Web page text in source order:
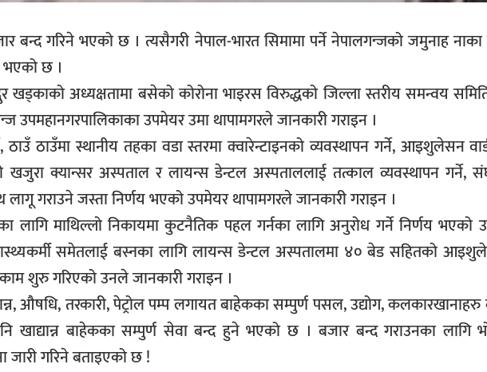
गरिने भएको छ । त्यसैगरी नेपाल-भारत सिमामा पर्ने नेपालगन्जको जमुनाह नाका
भएको छ ।
खड्काको अध्यक्षतामा बसेको कोरोना भाइरस विरुद्धको जिल्ला स्तरीय समन्वय
उपमहानगरपालिकाका उपमेयर उमा थापामगरले जानकारी गराइन ।
ठाउँमा स्थानीय तहका वडा स्तरमा क्वारेन्टाइनको व्यवस्थापन गर्ने, आइशुलेसन
खजुरा क्यान्सर अस्पताल र लायन्स डेन्टल अस्पताललाई तत्काल व्यवस्थापन गर्ने,
गराउने जस्ता निर्णय भएको उपमेयर थापामगरले जानकारी गराइन ।
लागि माथिल्लो निकायमा कुटनैतिक पहल गर्नका लागि अनुरोध गर्ने निर्णय भएको
समेतलाई बस्नका लागि लायन्स डेन्टल अस्पतालमा ४० बेड सहितको
शुरु गरिएको उनले जानकारी गराइन ।
औषधि, तरकारी, पेट्रोल पम्प लगायत बाहेकका सम्पुर्ण पसल, उद्योग, कलकारखानाहरु
खाद्यान्न बाहेकका सम्पुर्ण सेवा बन्द हुने भएको छ । बजार बन्द गराउनका लागि
जारी गरिने बताइएको छ !